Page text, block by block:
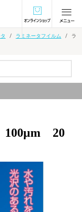
オンラインショ
ラミネータフイルム
ラ
100μm 20